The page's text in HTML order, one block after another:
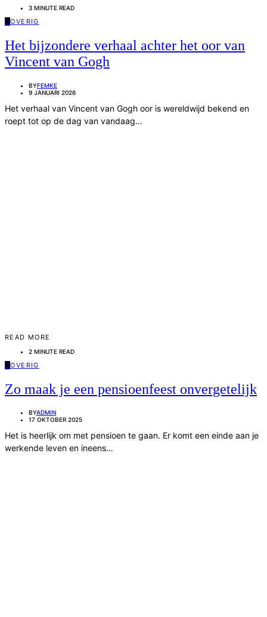
3 MINUTE READ
OOVERIG
Het bijzondere verhaal achter het oor van
Vincent van Gogh
BYFEMKE
9 JANUARI 2026
Het verhaal van Vincent van Gogh oor is wereldwijd bekend en
roept tot op de dag van vandaag…
READ MORE
2 MINUTE READ
OOVERIG
Zo maak je een pensioenfeest onvergetelijk
BYADMIN
17 OKTOBER 2025
Het is heerlijk om met pensioen te gaan. Er komt een einde aan je
werkende leven en ineens…